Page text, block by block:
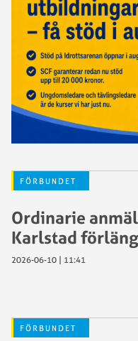
FÖRBUNDET
Ordinarie
Karlstad
2026-06-10 | 11:41
FÖRBUNDET